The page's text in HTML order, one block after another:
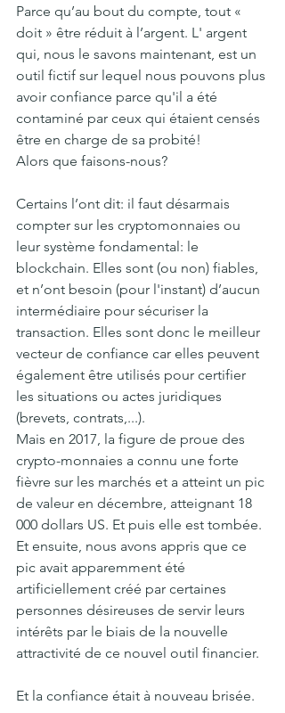
Parce qu’au bout du compte, tout «
doit » être réduit à l’argent. L' argent
qui, nous le savons maintenant, est un
outil fictif sur lequel nous pouvons plus
avoir confiance parce qu'il a été
contaminé par ceux qui étaient censés
être en charge de sa probité!
Alors que faisons-nous?
Certains l’ont dit: il faut désarmais
compter sur les cryptomonnaies ou
leur système fondamental: le
blockchain. Elles sont (ou non) fiables,
et n’ont besoin (pour l'instant) d’aucun
intermédiaire pour sécuriser la
transaction. Elles sont donc le meilleur
vecteur de confiance car elles peuvent
également être utilisés pour certifier
les situations ou actes juridiques
(brevets, contrats,...).
Mais en 2017, la figure de proue des
crypto-monnaies a connu une forte
fièvre sur les marchés et a atteint un pic
de valeur en décembre, atteignant 18
000 dollars US. Et puis elle est tombée.
Et ensuite, nous avons appris que ce
pic avait apparemment été
artificiellement créé par certaines
personnes désireuses de servir leurs
intérêts par le biais de la nouvelle
attractivité de ce nouvel outil financier.
Et la confiance était à nouveau brisée.